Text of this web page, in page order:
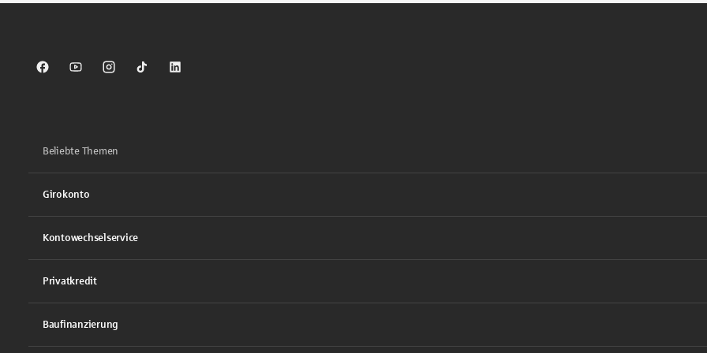
Sparkasse auf Facebook
Sparkasse auf Youtube
Sparkasse auf Instagram
Sparkasse auf TikTok
Sparkasse auf LinkedIn
Beliebte Themen
Girokonto
Kontowechselservice
Privatkredit
Baufinanzierung